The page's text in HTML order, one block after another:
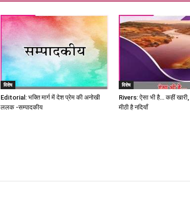
विशेष
Editorial: भक्ति मार्ग में देश प्रेम की अनोखी
ललक -सम्पादकीय
विशेष
Rivers: ऐसा भी है… कहीं
मीठी है नदियाँ